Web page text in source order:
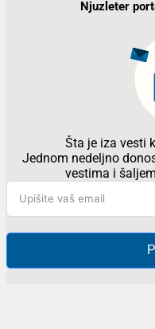
Njuzleter
Šta je iza vesti
Jednom nedeljno
vestima i